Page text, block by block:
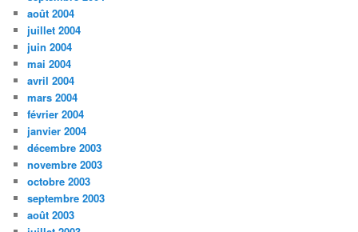
août 2004
juillet 2004
juin 2004
mai 2004
avril 2004
mars 2004
février 2004
janvier 2004
décembre 2003
novembre 2003
octobre 2003
septembre 2003
août 2003